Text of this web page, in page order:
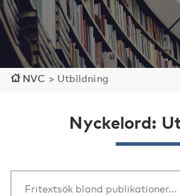
NVC > Utbildning
Nyckelord: